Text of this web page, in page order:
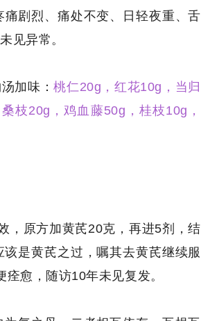
痛剧烈、痛处不变、日轻夜重、舌
见异常。
加味：桃仁20g，红花10g，当归
枝20g，鸡血藤50g，桂枝10g，
，原方加黄芪20克，再进5剂，结
是黄芪之过，嘱其去黄芪继续服
愈，随访10年未见复发。